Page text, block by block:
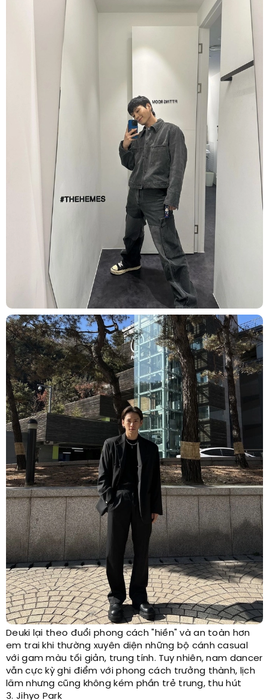
Deuki lại theo đuổi phong cách "hiền" và an toàn hơn
em trai khi thường xuyên diện những bộ cánh casual
với gam màu tối giản, trung tính. Tuy nhiên, nam dancer
vẫn cực kỳ ghi điểm với phong cách trưởng thành, lịch
lãm nhưng cũng không kém phần trẻ trung, thu hút
3. Jihyo Park